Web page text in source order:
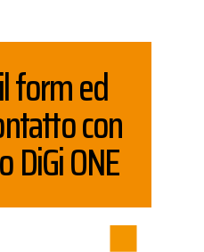
form ed
con
DiGi ONE